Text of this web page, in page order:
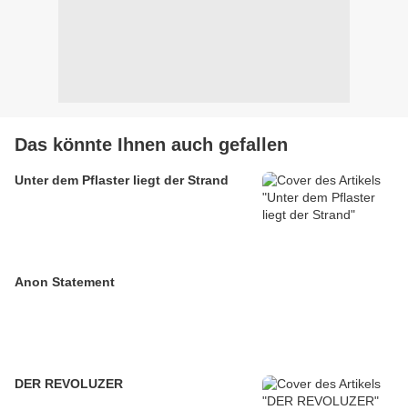
Das könnte Ihnen auch gefallen
Unter dem Pflaster liegt der Strand
Anon Statement
DER REVOLUZER